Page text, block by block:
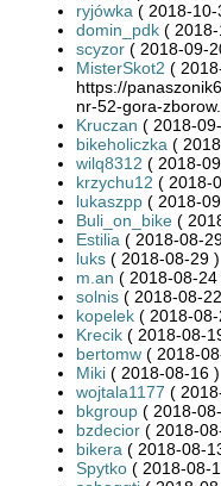
ryjówka ( 2018-10-
domin_pdk (
scyzor ( 2018-09-
MisterSkot2 (
https://
nr-52-gora-
Kruczan ( 2018-
bikeholiczka (
wilq8312 ( 2018-
krzychu12 ( 2018-
lukaszpp ( 2018-
Buli_on_bike (
Estilia ( 2018-08-
luks ( 2018-08-29 )
m.an ( 2018-08-24
solnis ( 2018-08-
kopelek ( 2018-
Krecik ( 2018-08-
bertomw ( 2018-
Miki ( 2018-08-16 )
wojtala1177 (
bkgroup ( 2018-
bzdecior ( 2018-
bikera ( 2018-08-
Spytko ( 2018-08-